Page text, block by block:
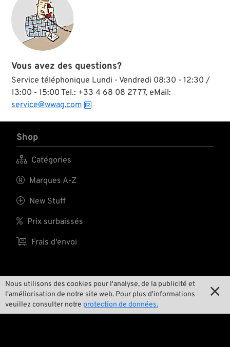
Nous utilisons des cookies pour l'analyse, de la publicité et
l'améliorisation de notre site web. Pour plus d'informations
veuillez consulter notre protection de données.

pour monter le
guidon, malgré
l'utilisation des
adaptateurs
appropriés. Ces
cales découpées au
être utiles ici.
Vous avez des questions?
Service téléphonique Lundi - Vendredi 08:30 - 12:30 /
13:00 - 15:00 Tel.: +33 4 68 08 27 77, eMail:
service@wwag.com
Shop
 Catégories
 Marques A-Z
 New Stuff
 Prix surbaissés
 Frais d'envoi
L'équipe
 Contact